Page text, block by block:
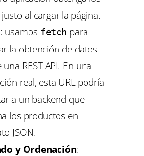
al cargar la página.
: usamos fetch para
la obtención de datos
una REST API. En una
real, esta URL podría
a un backend que
los productos en
JSON.
y Ordenación: